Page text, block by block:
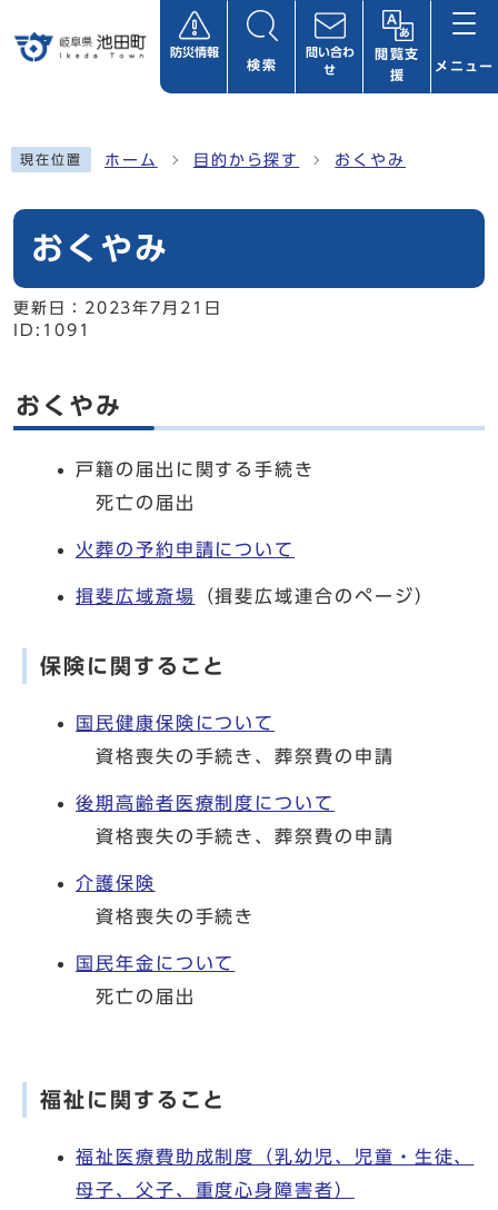
防災情報
検索
問い合わ
せ
閲覧支
援
メニュー
現在位置 ホーム 目的から探す おくやみ
おくやみ
更新日： 2023年7月21日
ID:1091
おくやみ
戸籍の届出に関する手続き
死亡の届出
火葬の予約申請について
揖斐広域斎場 （揖斐広域連合のページ）
保険に関すること
国民健康保険について
資格喪失の手続き、葬祭費の申請
後期高齢者医療制度について
資格喪失の手続き、葬祭費の申請
介護保険
資格喪失の手続き
国民年金について
死亡の届出
福祉に関すること
福祉医療費助成制度（乳幼児、児童・生徒、
母子、父子、重度心身障害者）